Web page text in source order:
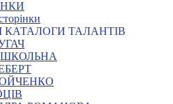
КАТАЛОГИ ТАЛАНТІВ
ШКОЛЬНА